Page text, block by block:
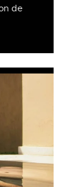
de